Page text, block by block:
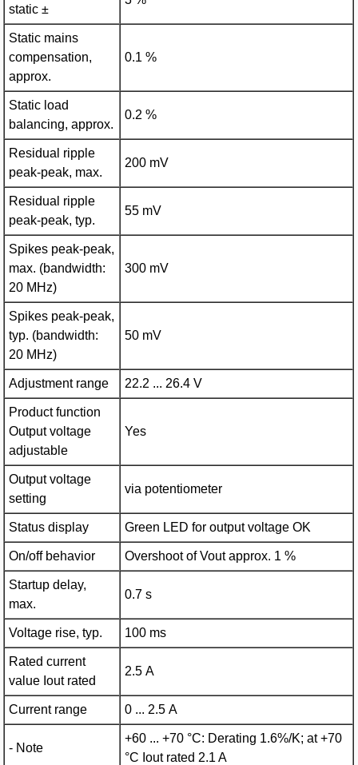
static ±
Static mains
compensation,
approx.
0.1 %
Static load
balancing, approx.
0.2 %
Residual ripple
peak-peak, max.
200 mV
Residual ripple
peak-peak, typ.
55 mV
Spikes peak-peak,
max. (bandwidth:
20 MHz)
300 mV
Spikes peak-peak,
typ. (bandwidth:
20 MHz)
50 mV
Adjustment range 22.2 ... 26.4 V
Product function
Output voltage
adjustable
Yes
Output voltage
setting
via potentiometer
Status display Green LED for output voltage OK
On/off behavior Overshoot of Vout approx. 1 %
Startup delay,
max.
0.7 s
Voltage rise, typ. 100 ms
Rated current
value Iout rated
2.5 A
Current range 0 ... 2.5 A
- Note
+60 ... +70 °C: Derating 1.6%/K; at +70
°C Iout rated 2.1 A